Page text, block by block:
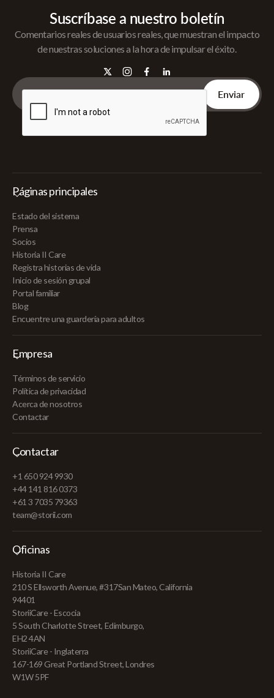
Suscríbase a nuestro boletín
Comentarios reales de usuarios reales, que muestran el impacto
de nuestras soluciones a la hora de impulsar el éxito.
Páginas principales
Estado del sistema
Prensa
Socios
Historia II Care
Registra historias de vida
Inicio de sesión grupal
Portal familiar
Blog
Encuentre una guardería para adultos
Empresa
Términos de servicio
Política de privacidad
Acerca de nosotros
Contactar
Contactar
+1 650 924 9930
+44 141 816 0373
+61 3 7035 79363
team@storii.com
Oficinas
Historia II Care
210 S Ellsworth Avenue, #317San Mateo, California
94401
StoriiCare - Escocia
5 South Charlotte Street, Edimburgo,
EH2 4AN
StoriiCare - Inglaterra
167-169 Great Portland Street, Londres
W1W 5PF